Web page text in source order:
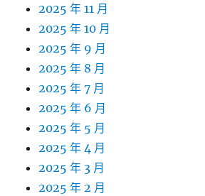
2025 年 11 月
2025 年 10 月
2025 年 9 月
2025 年 8 月
2025 年 7 月
2025 年 6 月
2025 年 5 月
2025 年 4 月
2025 年 3 月
2025 年 2 月